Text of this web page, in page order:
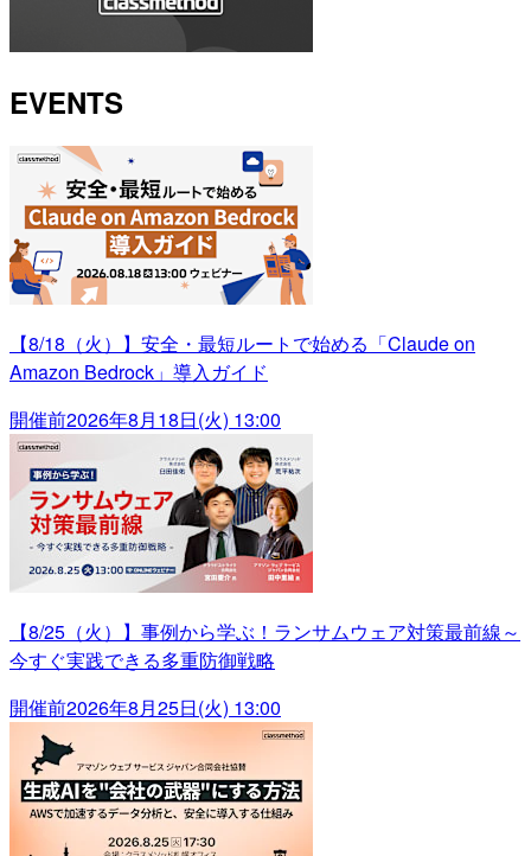
EVENTS
【8/18（火）】安全・最短ルートで始める「Claude on
Amazon Bedrock」導入ガイド
開催前2026年8月18日(火) 13:00
【8/25（火）】事例から学ぶ！ランサムウェア対策最前線～
今すぐ実践できる多重防御戦略
開催前2026年8月25日(火) 13:00